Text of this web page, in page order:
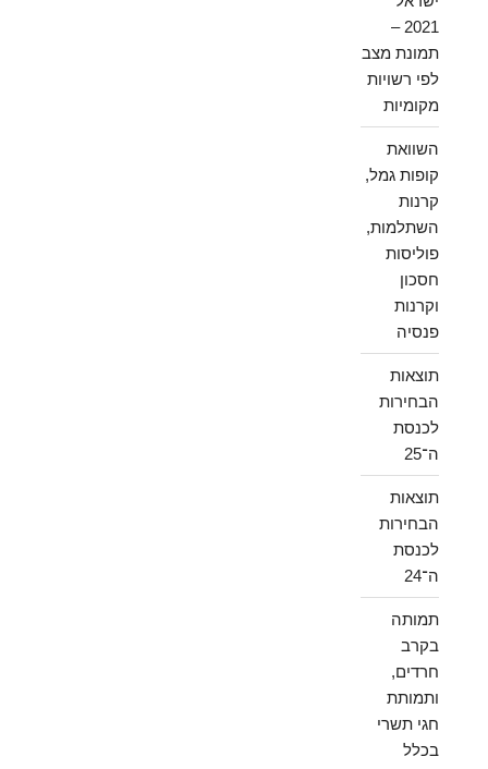
2021 –
תמונת מצב
לפי רשויות
מקומיות
השוואת
קופות גמל,
קרנות
השתלמות,
פוליסות
חסכון
וקרנות
פנסיה
תוצאות
הבחירות
לכנסת
ה־25
תוצאות
הבחירות
לכנסת
ה־24
תמותה
בקרב
חרדים,
ותמותת
חגי תשרי
בכלל